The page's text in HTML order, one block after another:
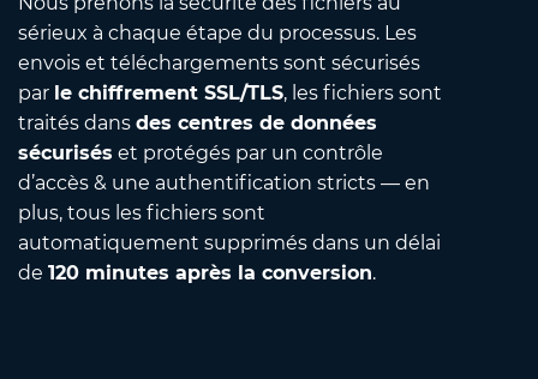
sérieux à chaque étape du processus. Les
envois et téléchargements sont sécurisés
par le chiffrement SSL/TLS, les fichiers sont
traités dans des centres de données
sécurisés et protégés par un contrôle
d’accès & une authentification stricts — en
plus, tous les fichiers sont
automatiquement supprimés dans un délai
de 120 minutes après la conversion.